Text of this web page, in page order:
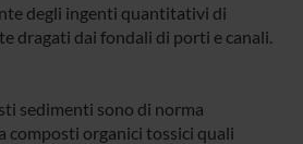
degli ingenti quantitativi di
dragati dai fondali di porti e canali.
sedimenti sono di norma
composti organici tossici quali